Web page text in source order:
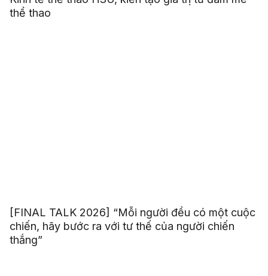
thể thao
[FINAL TALK 2026] “Mỗi người đều có một cuộc
chiến, hãy bước ra với tư thế của người chiến
thắng”